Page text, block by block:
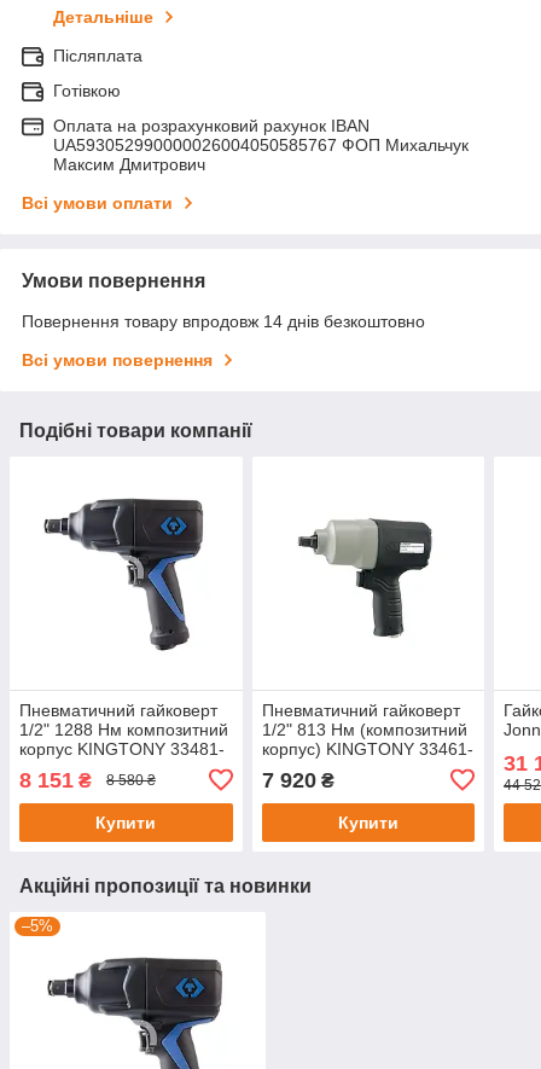
Детальніше
Післяплата
Готівкою
Оплата на розрахунковий рахунок IBAN
UA593052990000026004050585767 ФОП Михальчук
Максим Дмитрович
Всі умови оплати
Умови повернення
Повернення товару впродовж 14 днів безкоштовно
Всі умови повернення
Подібні товари компанії
Пневматичний гайковерт
1/2" 1288 Нм композитний
корпус KINGTONY 33481-
8 151 ₴ 8 580 ₴
Купити
Пневматичний гайковерт
1/2" 813 Нм (композитний
корпус) KINGTONY 33461-
7 920₴
Купити
31
44
Акційні пропозиції та новинки
–5%